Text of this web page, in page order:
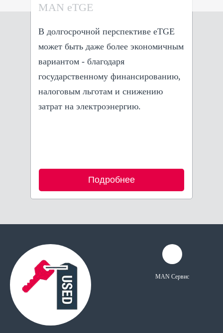
MAN eTGE
В долгосрочной перспективе eTGE
может быть даже более экономичным
вариантом - благодаря
государственному финансированию,
налоговым льготам и снижению
затрат на электроэнергию.
Подробнее
MAN Сервис